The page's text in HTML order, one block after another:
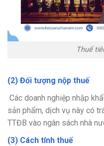
Thuế
(2) Đối tượng nộp thuế
Các doanh nghiệp nhập
sản phẩm, dịch vụ này có
TTĐB vào ngân sách nhà
(3) Cách tính thuế